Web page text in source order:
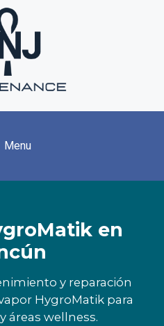
Menu
en
y reparación
HygroMatik para
áreas wellness.